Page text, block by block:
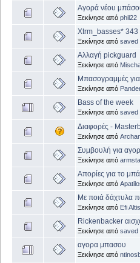
Αγορά νέου
Ξεκίνησε από phil22
Xtrm_basses* 343
Ξεκίνησε από saved
Αλλαγή pickguard
Ξεκίνησε από
Μπασογραμμές
Ξεκίνησε από
Bass of the week
Ξεκίνησε από saved
Διαφορές -
Ξεκίνησε από
Συμβουλή για
Ξεκίνησε από
Απορίες για το
Ξεκίνησε από
Με ποιά δάχτυλα
Ξεκίνησε από Efi Altis
Rickenbacker
Ξεκίνησε από saved
αγορα μπασου
Ξεκίνησε από